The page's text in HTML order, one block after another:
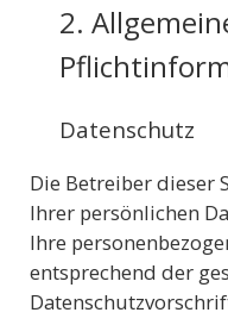
2.
Datenschutz
Die Betreiber dieser
Ihrer persönlichen
Ihre
entsprechend der